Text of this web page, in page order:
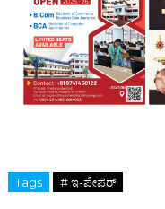
Tags # ಇ-ಪೇಪರ್‌